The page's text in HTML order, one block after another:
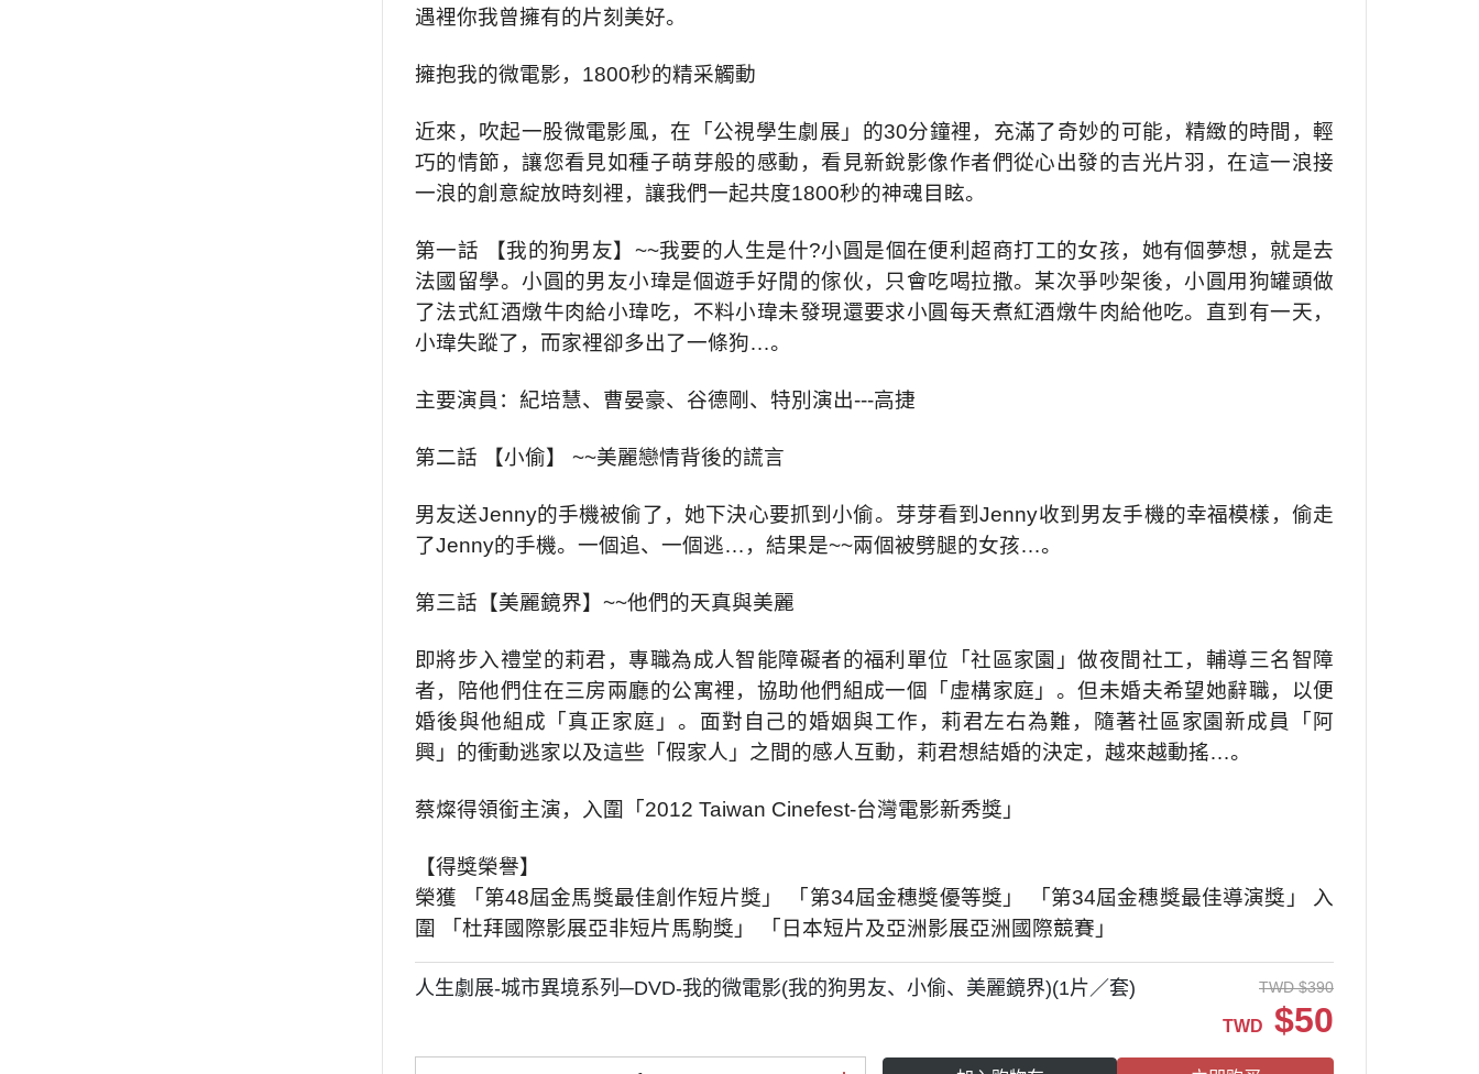
遇裡你我曾擁有的片刻美好。
擁抱我的微電影，1800秒的精采觸動
近來，吹起一股微電影風，在「公視學生劇展」的30分鐘裡，充滿了奇妙的可能，精緻的時間，輕
巧的情節，讓您看見如種子萌芽般的感動，看見新銳影像作者們從心出發的吉光片羽，在這一浪接
一浪的創意綻放時刻裡，讓我們一起共度1800秒的神魂目眩。
第一話 【我的狗男友】~~我要的人生是什?小圓是個在便利超商打工的女孩，她有個夢想，就是去
法國留學。小圓的男友小瑋是個遊手好閒的傢伙，只會吃喝拉撒。某次爭吵架後，小圓用狗罐頭做
了法式紅酒燉牛肉給小瑋吃，不料小瑋未發現還要求小圓每天煮紅酒燉牛肉給他吃。直到有一天，
小瑋失蹤了，而家裡卻多出了一條狗…。
主要演員：紀培慧、曹晏豪、谷德剛、特別演出---高捷
第二話 【小偷】 ~~美麗戀情背後的謊言
男友送Jenny的手機被偷了，她下決心要抓到小偷。芽芽看到Jenny收到男友手機的幸福模樣，偷走
了Jenny的手機。一個追、一個逃…，結果是~~兩個被劈腿的女孩…。
第三話【美麗鏡界】~~他們的天真與美麗
即將步入禮堂的莉君，專職為成人智能障礙者的福利單位「社區家園」做夜間社工，輔導三名智障
者，陪他們住在三房兩廳的公寓裡，協助他們組成一個「虛構家庭」。但未婚夫希望她辭職，以便
婚後與他組成「真正家庭」。面對自己的婚姻與工作，莉君左右為難，隨著社區家園新成員「阿
興」的衝動逃家以及這些「假家人」之間的感人互動，莉君想結婚的決定，越來越動搖…。
蔡燦得領銜主演，入圍「2012 Taiwan Cinefest-台灣電影新秀獎」
【得獎榮譽】
榮獲 「第48屆金馬獎最佳創作短片獎」 「第34屆金穗獎優等獎」 「第34屆金穗獎最佳導演獎」 入
圍 「杜拜國際影展亞非短片馬駒獎」 「日本短片及亞洲影展亞洲國際競賽」
人生劇展-城市異境系列─DVD-我的微電影(我的狗男友、小偷、美麗鏡界)(1片／套) TWD $390
TWD $50